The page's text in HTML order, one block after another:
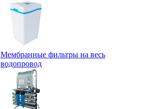
Мембранные фильтры на весь
водопровод